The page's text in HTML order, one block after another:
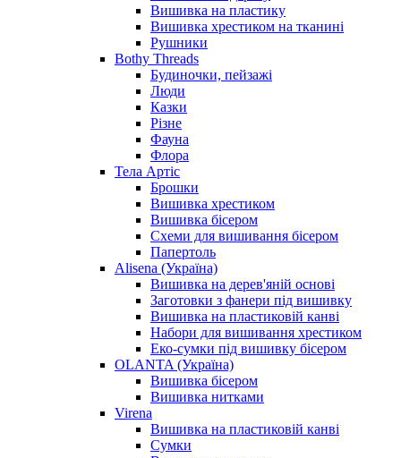
Вишивка на пластику
Вишивка хрестиком на тканині
Рушники
Bothy Threads
Будиночки, пейзажі
Люди
Казки
Різне
Фауна
Флора
Тела Артіс
Брошки
Вишивка хрестиком
Вишивка бісером
Схеми для вишивання бісером
Папертоль
Alisena (Україна)
Вишивка на дерев'яній основі
Заготовки з фанери під вишивку
Вишивка на пластиковій канві
Набори для вишивання хрестиком
Еко-сумки під вишивку бісером
OLANTA (Україна)
Вишивка бісером
Вишивка нитками
Virena
Вишивка на пластиковій канві
Сумки